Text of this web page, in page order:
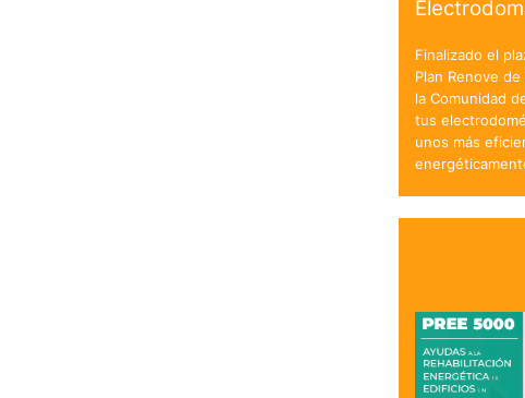
Finalizado el
Plan Renove
la Comunidad
tus
unos más